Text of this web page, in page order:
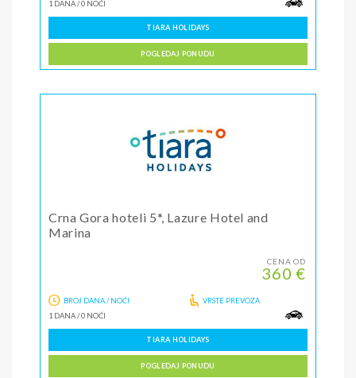
1 DANA/0 NOĆI
TIARA HOLIDAYS
POGLEDAJ PONUDU
Crna Gora hoteli 5*, Lazure Hotel and
Marina
CENA OD
360 €
BROJ DANA / NOĆI
1 DANA/0 NOĆI
VRSTE PREVOZA
TIARA HOLIDAYS
POGLEDAJ PONUDU